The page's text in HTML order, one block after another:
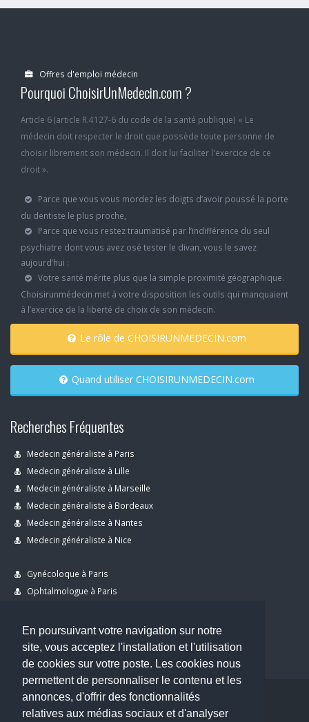
En poursuivant votre navigation sur notre
site, vous acceptez l'installation et l'utilisation
de cookies sur votre poste. Les cookies nous
permettent de personnaliser le contenu et les
annonces, d'offrir des fonctionnalités
relatives aux médias sociaux et d'analyser
Offres d'emploi médecin
Pourquoi ChoisirUnMedecin.com ?
Article 6 (article R.4127-6 du code de la santé publique) « Le
médecin doit respecter le droit que possède toute personne de
choisir librement son médecin. Il doit lui faciliter l'exercice de ce
droit ».
Parce que vous vous mordez les doigts d’avoir poussé la porte
du dentiste le plus proche,
Parce que vous restez traumatisé par l’indifférence du seul
psychiatre dont vous avez osé tester le divan, vous le savez
aujourd’hui :
Votre santé mérite plus que la simple proximité géographique.
Choisirunmédecin met à votre disposition les outils qui manquaient
à l’exercice de la liberté de choix de son médecin.
Le rôle de CHOISIRUNMEDECIN.com
Quand utiliser CHOISIRUNMEDECIN.com
Recherches Fréquentes
Medecin généraliste à Paris
Medecin généraliste à Lille
Medecin généraliste à Marseille
Medecin généraliste à Bordeaux
Medecin généraliste à Nantes
Medecin généraliste à Nice
Gynécoloque à Paris
Ophtalmologue à Paris
Dentiste à Paris
Copyright © 2026 . All Rights Reserved.